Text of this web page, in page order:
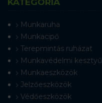
Munkaruha
Munkacipő
Terepmintás ruházat
Munkavédelmi kesztyű
Munkaeszközök
Jelzőeszközök
Védőeszközök